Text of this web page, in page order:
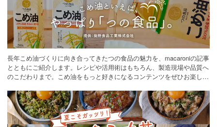
長年こめ油づくりに向き合ってきたつの食品の魅力を、macaroniの記事
とともにご紹介します。レシピや活用術はもちろん、製造現場や品質へ
のこだわりまで。こめ油をもっと好きになるコンテンツをぜひお楽しみ